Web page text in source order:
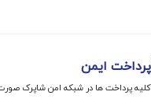
پرداخت ایمن
کلیه پرداخت ها در شبکه امن شاپرک